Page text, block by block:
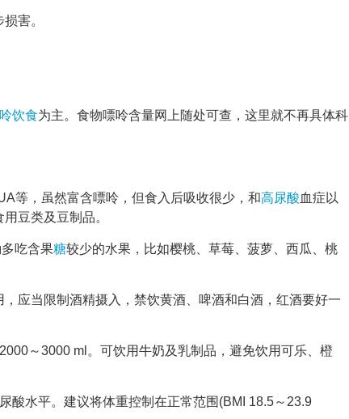
害。
饮食为主。食物嘌呤含量网上随处可查，这里就不再具体科
等，虽然富含嘌呤，但食入后吸收很少，和高尿酸血症以
豆类及豆制品。
吃含果糖较少的水果，比如樱桃、草莓、菠萝、西瓜、桃
应当限制酒精摄入，禁饮黄酒、啤酒和白酒，红酒要好一
～3000 ml。可饮用牛奶及乳制品，避免饮用可乐、橙
酸水平。建议将体重控制在正常范围(BMI 18.5～23.9